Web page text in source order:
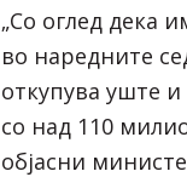
„Со оглед дека
во наредните
откупува уште
со над 110
објасни